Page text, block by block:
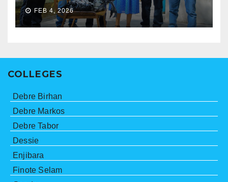
FEB 4, 2026
COLLEGES
Debre Birhan
Debre Markos
Debre Tabor
Dessie
Enjibara
Finote Selam